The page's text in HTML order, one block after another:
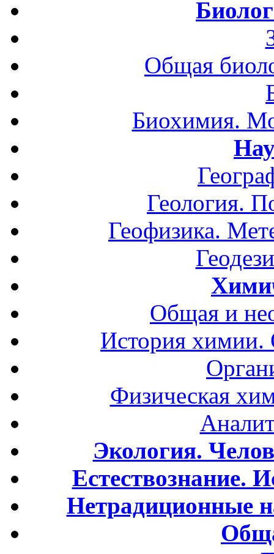
Общая
Биохимия.
Геология.
Геофизика.
Общая и
История
Физическая
Экология.
Естествознание.
Нетрадиционные